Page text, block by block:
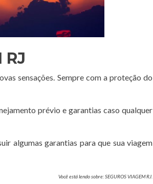
RJ
sensações. Sempre com a proteção do
prévio e garantias caso qualquer
algumas garantias para que sua viagem
Você está lendo sobre: SEGUROS VIAGEM RJ.